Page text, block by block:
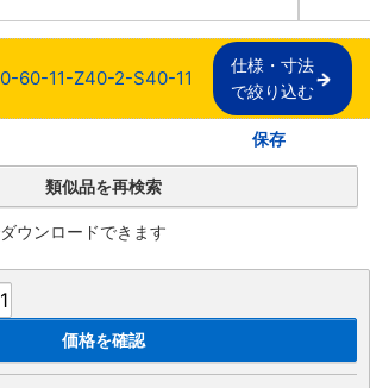
60-11-Z40-2-S40-11
仕様・寸法
で絞り込む
保存
類似品を再検索
ウンロードできます
価格を確認